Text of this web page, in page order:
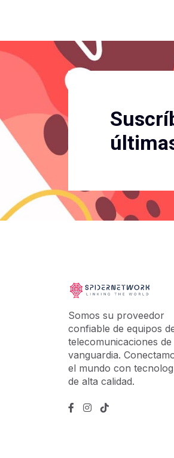
Somos su proveedor
confiable de equipos
telecomunicaciones de
vanguardia.
el mundo con
de alta calidad.